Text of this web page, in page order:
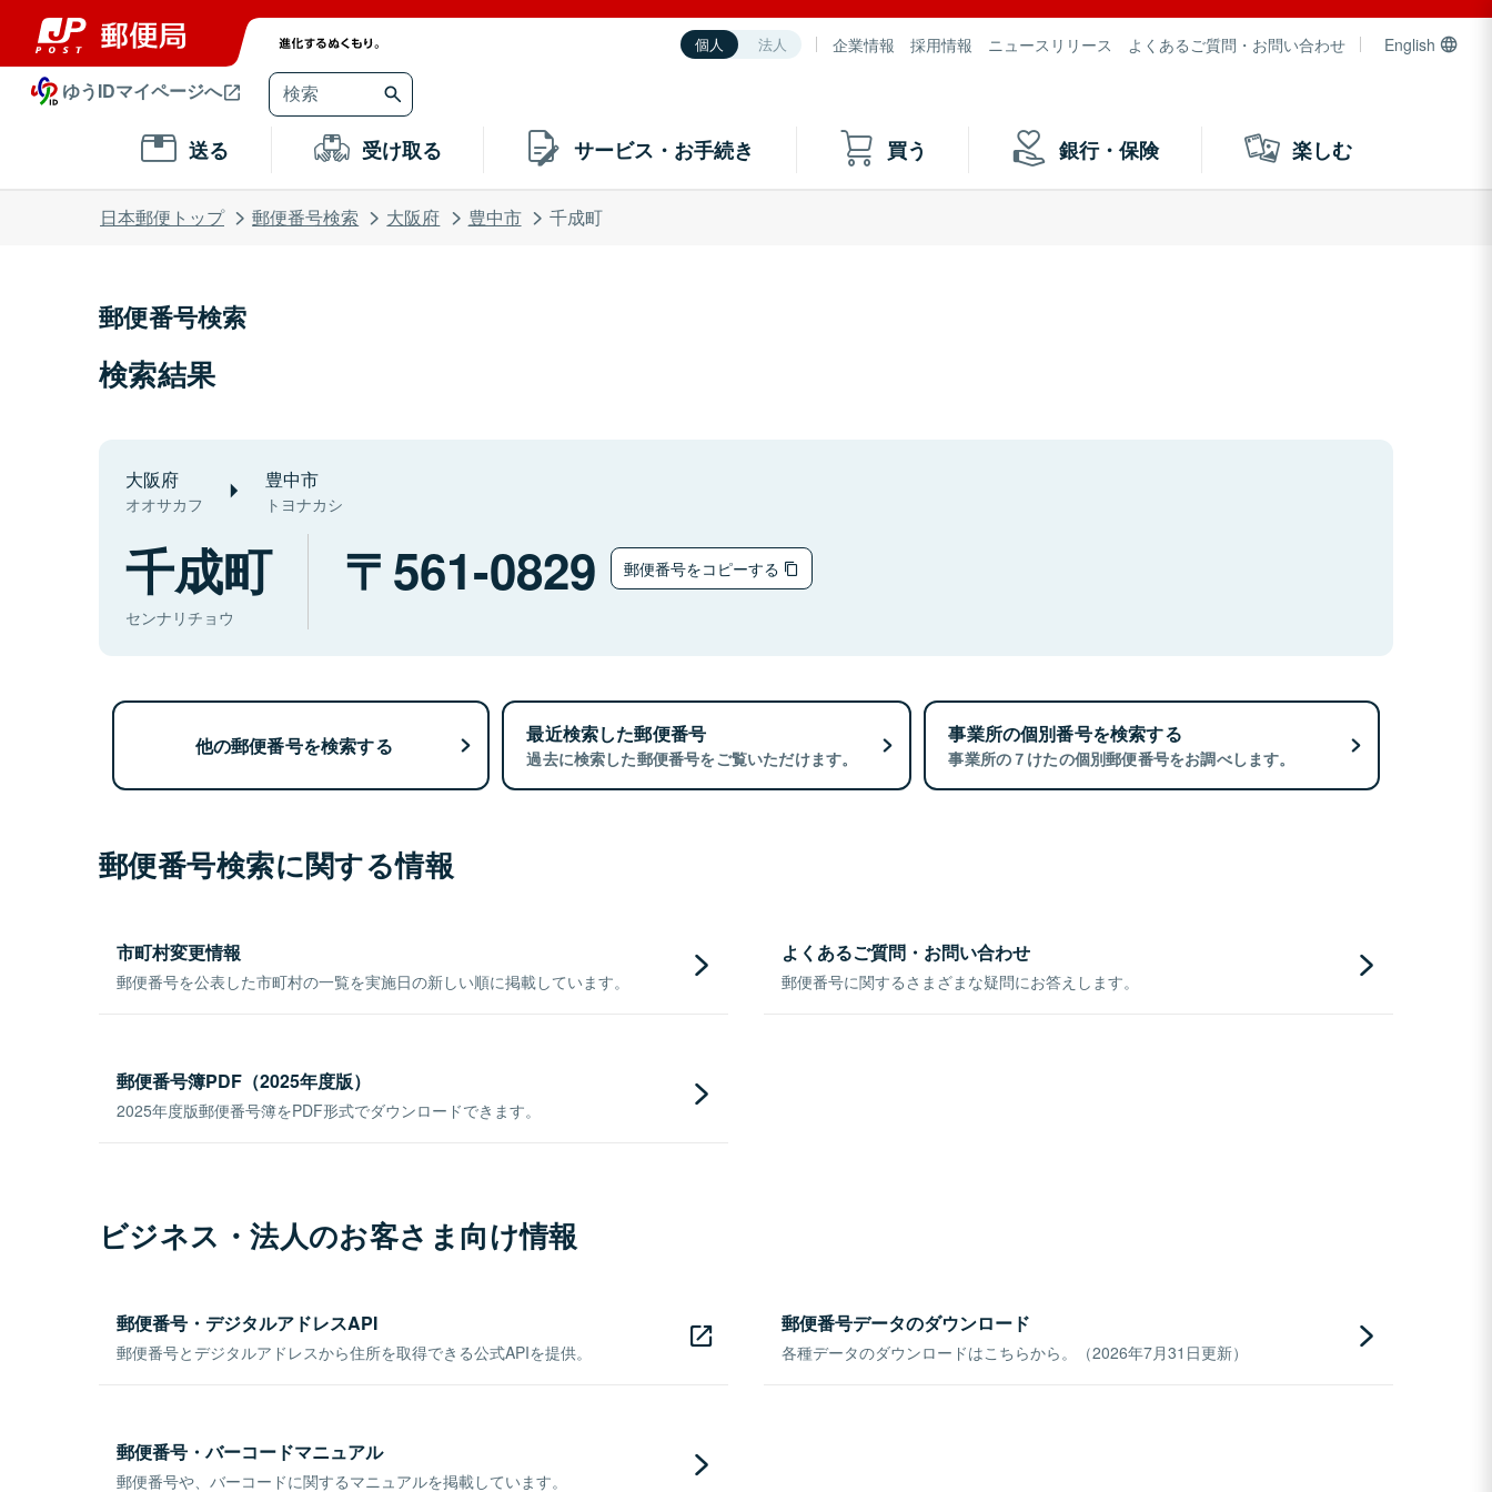
個人 法人 企業情報 採用情報 ニュースリリース よくあるご質問・お問い合わせ English
ゆうIDマイページへ
送る 受け取る サービス・お手続き 買う 銀行・保険 楽しむ
日本郵便トップ 郵便番号検索 大阪府 豊中市 千成町
郵便番号検索
検索結果
大阪府
オオサカフ
豊中市
トヨナカシ
千成町
センナリチョウ
561-0829 郵便番号をコピーする
他の郵便番号を検索する 最近検索した郵便番号
過去に検索した郵便番号をご覧いただけます。
事業所の個別番号を検索する
事業所の７けたの個別郵便番号をお調べします。
郵便番号検索に関する情報
市町村変更情報
郵便番号を公表した市町村の一覧を実施日の新しい順に掲載しています。
よくあるご質問・お問い合わせ
郵便番号に関するさまざまな疑問にお答えします。
郵便番号簿PDF（2025年度版）
2025年度版郵便番号簿をPDF形式でダウンロードできます。
ビジネス・法人のお客さま向け情報
郵便番号・デジタルアドレスAPI
郵便番号とデジタルアドレスから住所を取得できる公式APIを提供。
郵便番号データのダウンロード
各種データのダウンロードはこちらから。（2026年7月31日更新）
郵便番号・バーコードマニュアル
郵便番号や、バーコードに関するマニュアルを掲載しています。